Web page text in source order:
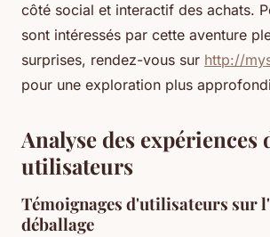
côté social et interactif des achats.
sont intéressés par cette aventure
surprises, rendez-vous sur http://
pour une exploration plus
Analyse des expériences
utilisateurs
Témoignages d'utilisateurs sur
déballage